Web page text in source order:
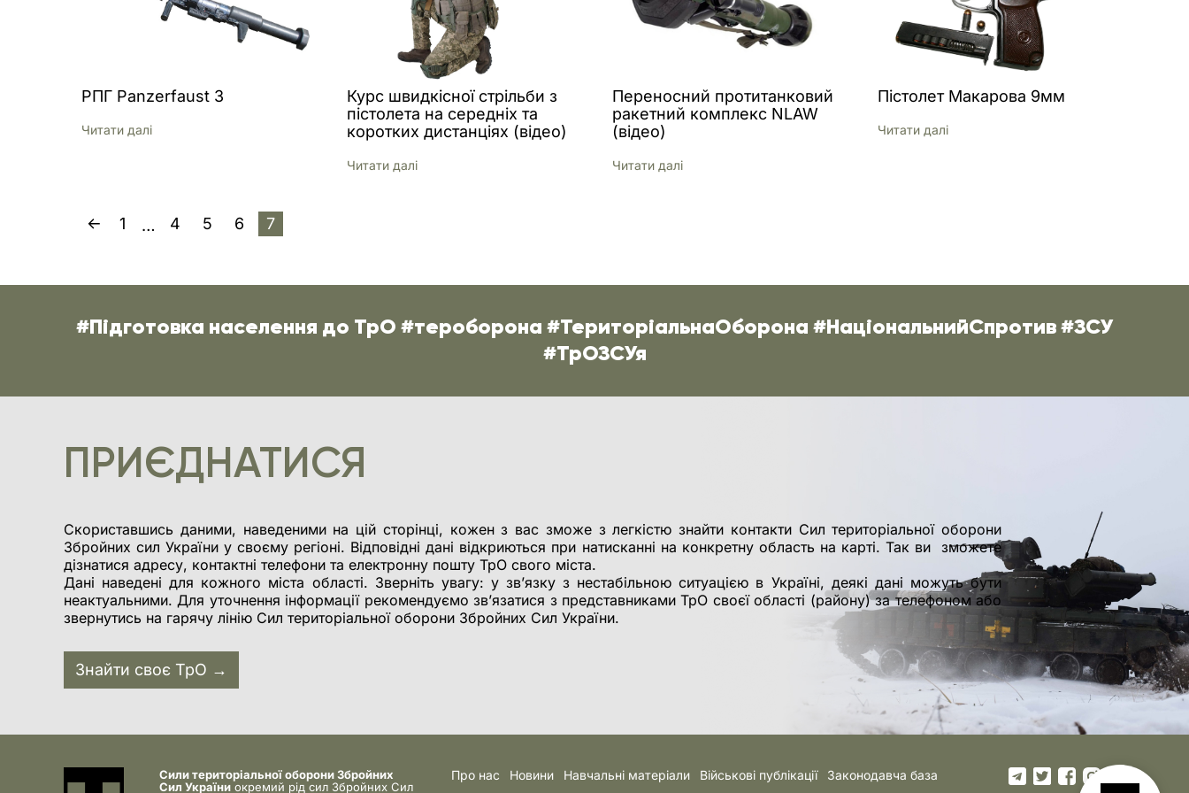
РПГ Panzerfaust 3
Читати далi
Курс швидкісної стрільби з
пістолета на середніх та
коротких дистанціях (відео)
Читати далi
Переносний протитанковий
ракетний комплекс NLAW
(відео)
Читати далi
Пістолет Макарова 9мм
Читати далi
1 … 4 5 6 7
#Підготовка населення до ТрО #тероборона #ТериторіальнаОборона #НаціональнийСпротив #ЗСУ
#ТрОЗСУя
ПРИЄДНАТИСЯ
Скориставшись даними, наведеними на цій сторінці, кожен з вас зможе з легкістю знайти контакти Сил територіальної оборони
Збройних сил України у своєму регіоні. Відповідні дані відкриються при натисканні на конкретну область на карті. Так ви зможете
дізнатися адресу, контактні телефони та електронну пошту ТрО свого міста.
Дані наведені для кожного міста області. Зверніть увагу: у зв’язку з нестабільною ситуацією в Україні, деякі дані можуть бути
неактуальними. Для уточнення інформації рекомендуємо зв’язатися з представниками ТрО своєї області (району) за телефоном або
звернутись на гарячу лінію Сил територіальної оборони Збройних Сил України.
Знайти своє ТрО →
Сили територіальної оборони Збройних
Сил України окремий рід сил Збройних Сил
Про нас Новини Навчальні матеріали Військові публікації
Законодавча база